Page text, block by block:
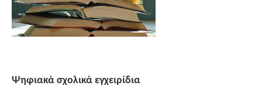
Ψηφιακά σχολικά εγχειρίδια